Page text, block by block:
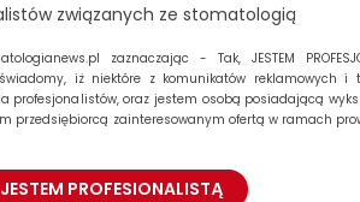
Aby
związanych ze stomatologią
zaznaczając - Tak, JESTEM
iż niektóre z komunikatów reklamowych i
profesjonalistów, oraz jestem osobą posiadającą
przedsiębiorcą zainteresowanym ofertą w ramach
PROFESIONALISTĄ
stomatologii umożliwiające
i ustawienia zębów.
odbudowa estetyczna